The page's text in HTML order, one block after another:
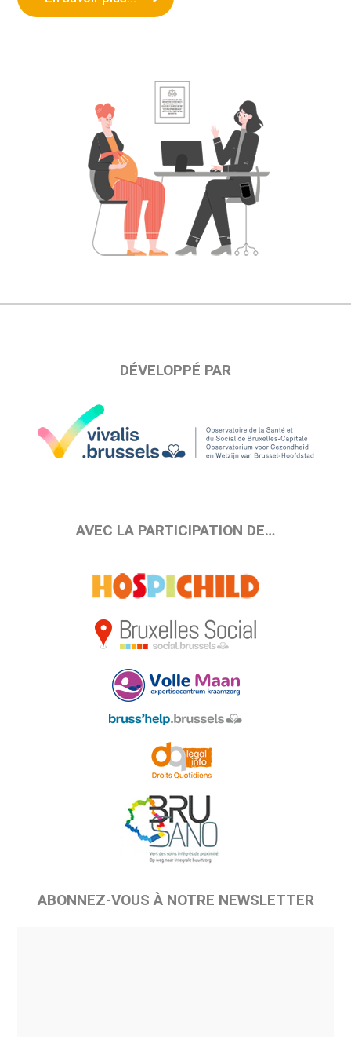
DÉVELOPPÉ PAR
AVEC LA PARTICIPATION DE…
ABONNEZ-VOUS À NOTRE NEWSLETTER